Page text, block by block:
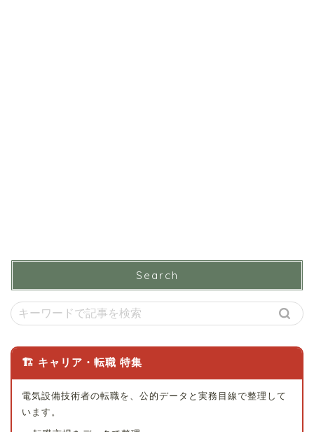
Search
🏗 キャリア・転職 特集
電気設備技術者の転職を、公的データと実務目線で整理して
います。